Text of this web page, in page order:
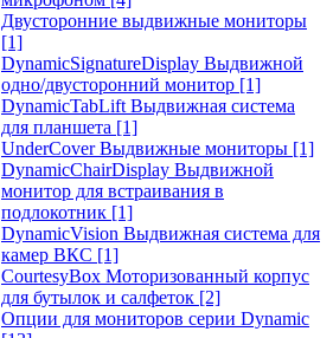
Двусторонние выдвижные мониторы
[1]
DynamicSignatureDisplay Выдвижной
одно/двусторонний монитор [1]
DynamicTabLift Выдвижная система
для планшета [1]
UnderCover Выдвижные мониторы [1]
DynamicChairDisplay Выдвижной
монитор для встраивания в
подлокотник [1]
DynamicVision Выдвижная система для
камер ВКС [1]
CourtesyBox Моторизованный корпус
для бутылок и салфеток [2]
Опции для мониторов серии Dynamic